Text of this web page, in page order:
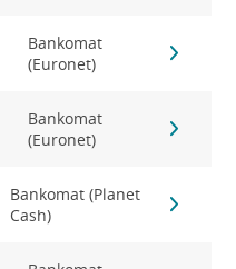
Bankomat
(Euronet)
Bankomat
(Euronet)
Bankomat (Planet
Cash)